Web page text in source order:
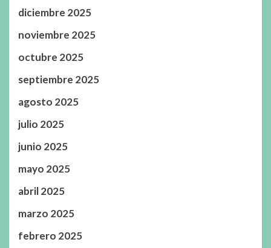
diciembre 2025
noviembre 2025
octubre 2025
septiembre 2025
agosto 2025
julio 2025
junio 2025
mayo 2025
abril 2025
marzo 2025
febrero 2025